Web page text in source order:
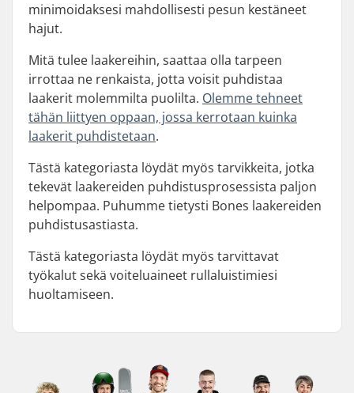
minimoidaksesi mahdollisesti pesun kestäneet
hajut.
Mitä tulee laakereihin, saattaa olla tarpeen
irrottaa ne renkaista, jotta voisit puhdistaa
laakerit molemmilta puolilta. Olemme tehneet
tähän liittyen oppaan, jossa kerrotaan kuinka
laakerit puhdistetaan.
Tästä kategoriasta löydät myös tarvikkeita, jotka
tekevät laakereiden puhdistusprosessista paljon
helpompaa. Puhumme tietysti Bones laakereiden
puhdistusastiasta.
Tästä kategoriasta löydät myös tarvittavat
työkalut sekä voiteluaineet rullaluistimiesi
huoltamiseen.